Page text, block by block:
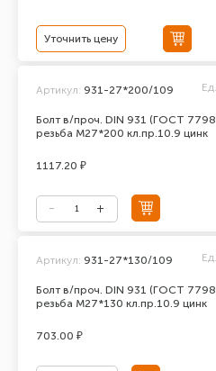
Уточнить цену
Болт в/проч. DIN 931 (ГОСТ
резьба М27*200 кл.пр.10.9 цинк
Артикул: 931-27*200/109
1117.20 ₽
Болт в/проч. DIN 931 (ГОСТ
резьба М27*130 кл.пр.10.9 цинк
Артикул: 931-27*130/109
703.00 ₽